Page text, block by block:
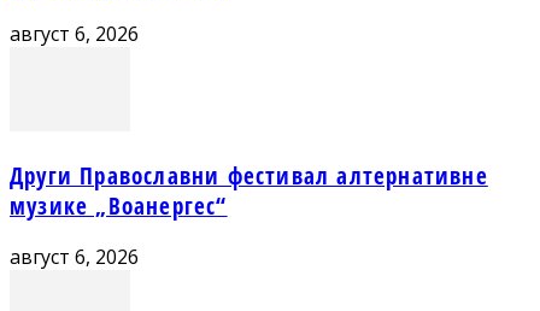
август 6, 2026
Други Православни фестивал алтернативне
музике „Воанергес“
август 6, 2026